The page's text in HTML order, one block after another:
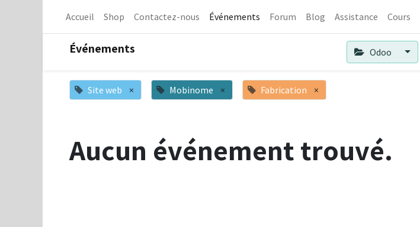
Accueil Shop Contactez-nous Événements Forum Blog Assistance Cours
Événements Odoo
Site web × Mobinome × Fabrication ×
Aucun événement trouvé.